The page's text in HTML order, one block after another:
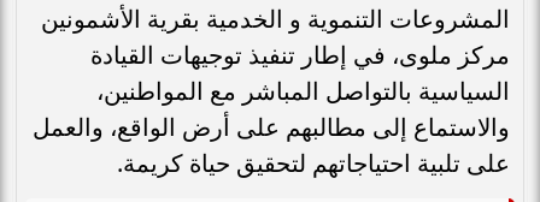
المشروعات التنموية و الخدمية بقرية الأشمونين
مركز ملوى، في إطار تنفيذ توجيهات القيادة
السياسية بالتواصل المباشر مع المواطنين،
والاستماع إلى مطالبهم على أرض الواقع، والعمل
على تلبية احتياجاتهم لتحقيق حياة كريمة.